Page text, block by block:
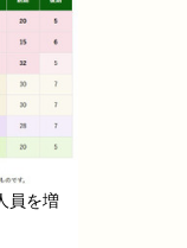
員を増